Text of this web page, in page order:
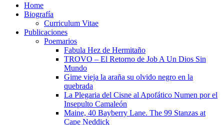
Home
Biografía
Curriculum Vitae​
Publicaciones
Poemarios
Fabula Hez de Hermitaño
TROVO – El Retorno de Job A Un Dios Sin
Mundo
Gime vieja la araña su olvido negro en la
quebrada
La Plegaria del Cisne al Apofático Numen por el
Insepulto Camaleón
Maine, 40 Bayberry Lane. The 99 Stanzas at
Cape Neddick